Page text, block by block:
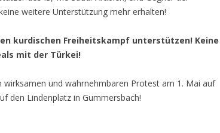
weitere Unterstützung mehr erhalten!
kurdischen Freiheitskampf unterstützen! Keine
mit der Türkei!
und wahrnehmbaren Protest am 1. Mai auf
den Lindenplatz in Gummersbach!